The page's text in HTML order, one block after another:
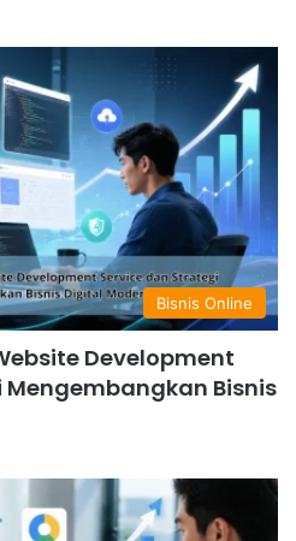
Bisnis Online
Development
Bisnis